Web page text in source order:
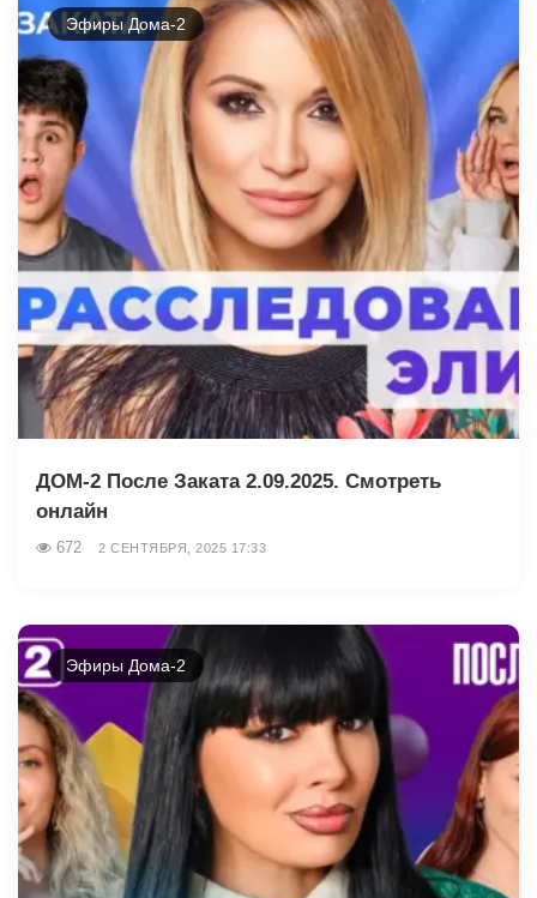
Эфиры Дома-2
ДОМ-2 После Заката 2.09.2025. Смотреть
онлайн
672 2 СЕНТЯБРЯ, 2025 17:33
Эфиры Дома-2